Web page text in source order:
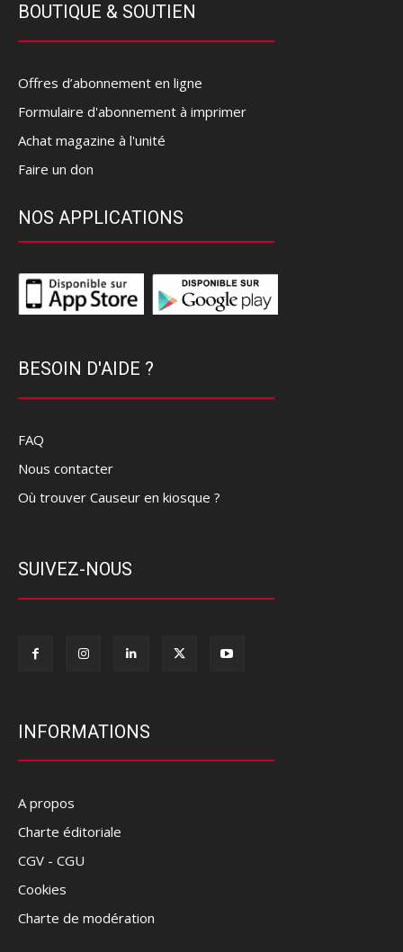
BOUTIQUE & SOUTIEN
Offres d’abonnement en ligne
Formulaire d'abonnement à imprimer
Achat magazine à l'unité
Faire un don
NOS APPLICATIONS
BESOIN D'AIDE ?
FAQ
Nous contacter
Où trouver Causeur en kiosque ?
SUIVEZ-NOUS
INFORMATIONS
A propos
Charte éditoriale
CGV - CGU
Cookies
Charte de modération